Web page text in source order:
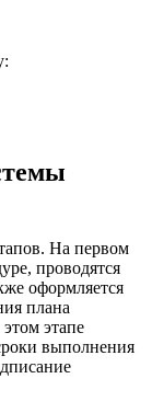
На первом
проводятся
оформляется
плана
этапе
выполнения